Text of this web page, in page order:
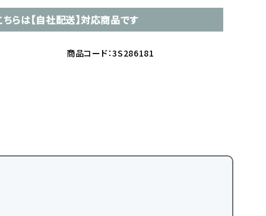
ちらは【自社配送】対応商品です
商品コード：3S286181